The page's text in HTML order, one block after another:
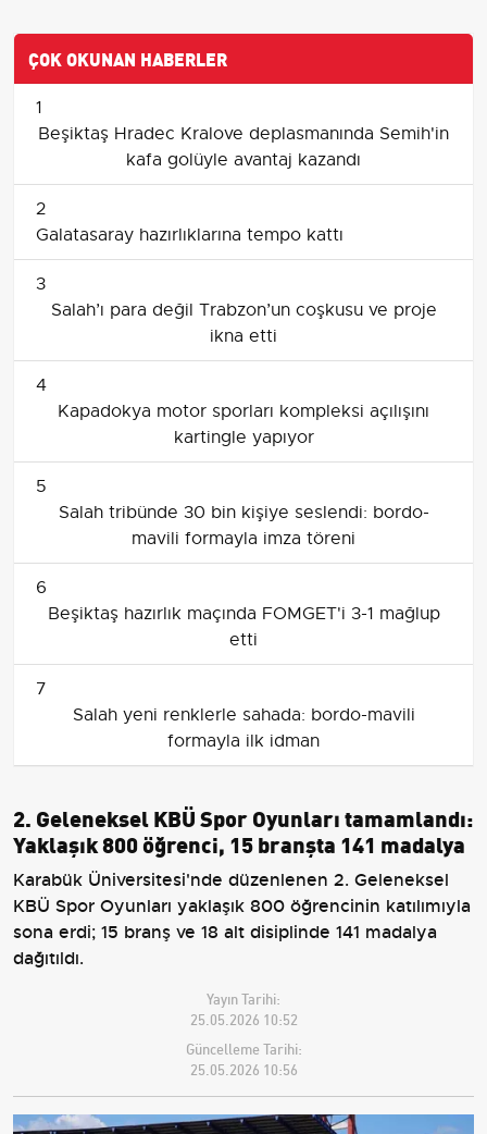
ÇOK OKUNAN HABERLER
1
Beşiktaş Hradec Kralove deplasmanında Semih'in
kafa golüyle avantaj kazandı
2
Galatasaray hazırlıklarına tempo kattı
3
Salah’ı para değil Trabzon’un coşkusu ve proje
ikna etti
4
Kapadokya motor sporları kompleksi açılışını
kartingle yapıyor
5
Salah tribünde 30 bin kişiye seslendi: bordo-
mavili formayla imza töreni
6
Beşiktaş hazırlık maçında FOMGET'i 3-1 mağlup
etti
7
Salah yeni renklerle sahada: bordo-mavili
formayla ilk idman
2. Geleneksel KBÜ Spor Oyunları tamamlandı:
Yaklaşık 800 öğrenci, 15 branşta 141 madalya
Karabük Üniversitesi'nde düzenlenen 2. Geleneksel
KBÜ Spor Oyunları yaklaşık 800 öğrencinin katılımıyla
sona erdi; 15 branş ve 18 alt disiplinde 141 madalya
dağıtıldı.
Yayın Tarihi:
25.05.2026 10:52
Güncelleme Tarihi:
25.05.2026 10:56